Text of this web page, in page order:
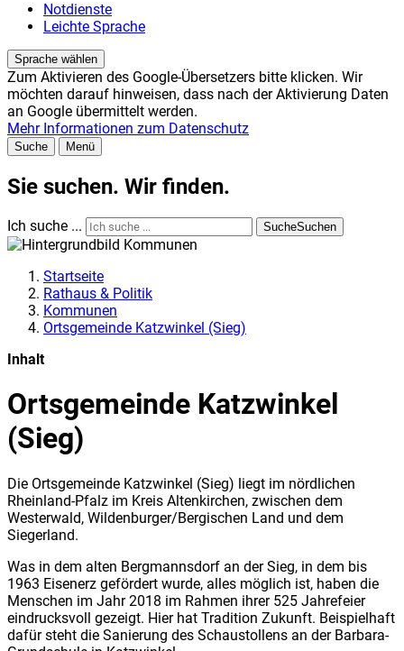
Notdienste
Leichte Sprache
Sprache wählen
Zum Aktivieren des Google-Übersetzers bitte klicken. Wir
möchten darauf hinweisen, dass nach der Aktivierung Daten
an Google übermittelt werden.
Mehr Informationen zum Datenschutz
Suche Menü
Sie suchen. Wir finden.
Ich suche ... SucheSuchen
Startseite
Rathaus & Politik
Kommunen
Ortsgemeinde Katzwinkel (Sieg)
Inhalt
Ortsgemeinde Katzwinkel
(Sieg)
Die Ortsgemeinde Katzwinkel (Sieg) liegt im nördlichen
Rheinland-Pfalz im Kreis Altenkirchen, zwischen dem
Westerwald, Wildenburger/Bergischen Land und dem
Siegerland.
Was in dem alten Bergmannsdorf an der Sieg, in dem bis
1963 Eisenerz gefördert wurde, alles möglich ist, haben die
Menschen im Jahr 2018 im Rahmen ihrer 525 Jahrefeier
eindrucksvoll gezeigt. Hier hat Tradition Zukunft. Beispielhaft
dafür steht die Sanierung des Schaustollens an der Barbara-